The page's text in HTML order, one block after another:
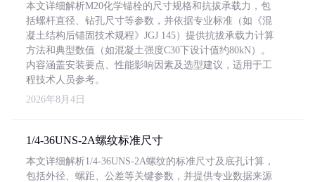
本文详细解析M20化学锚栓的尺寸规格和抗拔承载力，包
括螺杆直径、钻孔尺寸等参数，并依据专业标准（如《混
凝土结构后锚固技术规程》JGJ 145）提供抗拔承载力计算
方法和典型数值（如混凝土强度C30下设计值约80kN）。
内容涵盖安装要点、性能影响因素及选型建议，适用于工
程技术人员参考。
2026年8月4日
1/4-36UNS-2A螺纹标准尺寸
本文详细解析1/4-36UNS-2A螺纹的标准尺寸及底孔计算，
包括外径、螺距、公差等关键参数，并提供专业数据来源